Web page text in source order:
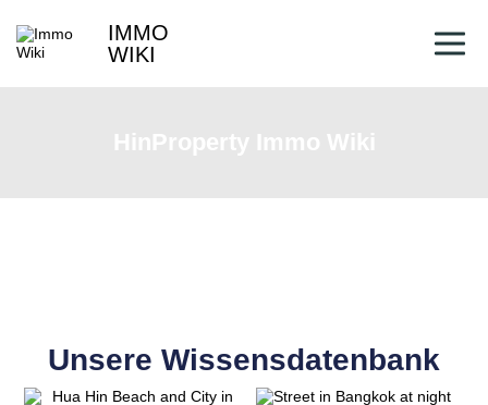
IMMO
WIKI
Unsere Wissensdatenbank